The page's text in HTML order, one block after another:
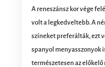
A reneszánsz kor vége
volt a legkedveltebb. A
színeket preferálták, ezt
spanyol menyasszonyok
természetesen az